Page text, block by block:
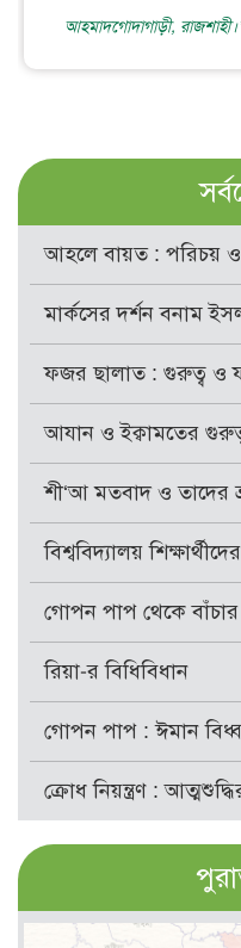
আহমাদগোদাগাড়ী,
আহলে বায়ত : পরিচয় ও
মার্কসের দর্শন বনাম
ফজর ছালাত : গুরুত্ব ও
আযান ও ইক্বামতের
শী‘আ মতবাদ ও তাদের
বিশ্ববিদ্যালয়
গোপন পাপ থেকে
রিয়া-র বিধিবিধান
গোপন পাপ : ঈমান
ক্রোধ নিয়ন্ত্রণ :